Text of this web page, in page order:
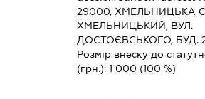
29000, ХМЕЛЬНИЦЬКА
ХМЕЛЬНИЦЬКИЙ, ВУЛ.
ДОСТОЄВСЬКОГО, БУД.
Розмір внеску до
(грн.):1 000 (100 %)